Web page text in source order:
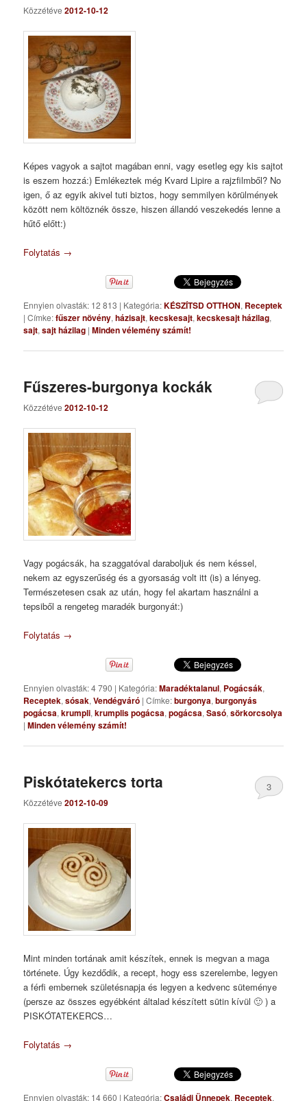
Közzétéve2012-10-12
Képes vagyok a sajtot magában enni, vagy esetleg egy kis sajtot
is eszem hozzá:) Emlékeztek még Kvard Lipire a rajzfilmből? No
igen, ő az egyik akivel tuti biztos, hogy semmilyen körülmények
között nem költöznék össze, hiszen állandó veszekedés lenne a
hűtő előtt:)
Folytatás →
Ennyien olvasták: 12 813 | Kategória:KÉSZÍTSD OTTHON, Receptek
|Címke:fűszer növény,házisajt,kecskesajt,kecskesajt házilag,
sajt,sajt házilag |Minden vélemény számít!
Fűszeres-burgonya kockák
Közzétéve2012-10-12
Vagy pogácsák, ha szaggatóval daraboljuk és nem késsel,
nekem az egyszerűség és a gyorsaság volt itt (is) a lényeg.
Természetesen csak az után, hogy fel akartam használni a
tepsiből a rengeteg maradék burgonyát:)
Folytatás →
Ennyien olvasták: 4 790 | Kategória:Maradéktalanul, Pogácsák,
Receptek,sósak,Vendégváró |Címke:burgonya,burgonyás
pogácsa,krumpli,krumplis pogácsa,pogácsa,Sasó,sörkorcsolya
|Minden vélemény számít!
Piskótatekercs torta
Közzétéve2012-10-09
3
Mint minden tortának amit készítek, ennek is megvan a maga
története. Úgy kezdődik, a recept, hogy ess szerelembe, legyen
a férfi embernek születésnapja és legyen a kedvenc süteménye
(persze az összes egyébként általad készített sütin kívül 🙂 ) a
PISKÓTATEKERCS…
Folytatás →
Ennyien olvasták: 14 660 | Kategória:Családi Ünnepek, Receptek,